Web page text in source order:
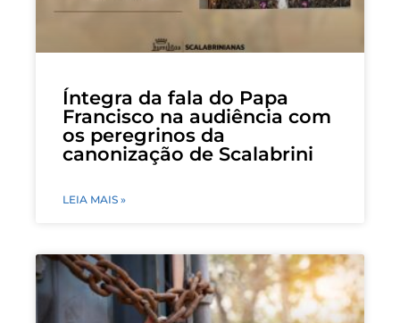
Íntegra da fala do Papa
Francisco na audiência com
os peregrinos da
canonização de Scalabrini
LEIA MAIS »